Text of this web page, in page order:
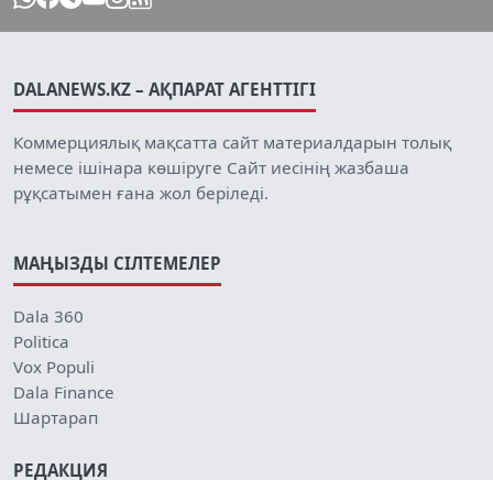
DALANEWS.KZ – АҚПАРАТ АГЕНТТІГІ
Коммерциялық мақсатта сайт материалдарын толық
немесе ішінара көшіруге Сайт иесінің жазбаша
рұқсатымен ғана жол беріледі.
МАҢЫЗДЫ СІЛТЕМЕЛЕР
Dala 360
Politica
Vox Populi
Dala Finance
Шартарап
РЕДАКЦИЯ